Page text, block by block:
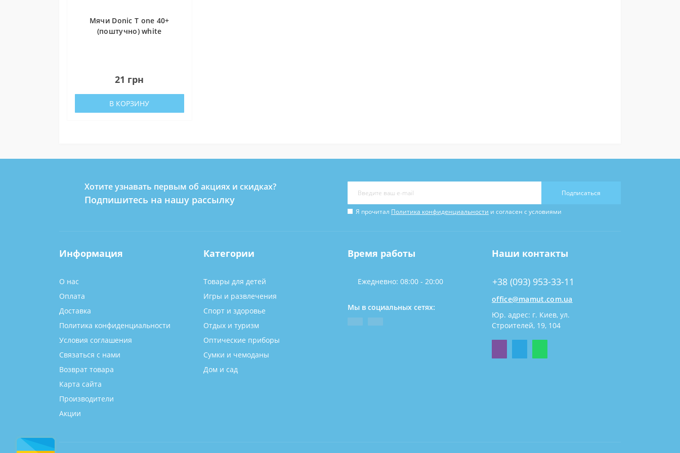
Мячи Donic T one 40+
(поштучно) white
21 грн
В КОРЗИНУ
Хотите узнавать первым об акциях и скидках?
Подпишитесь на нашу рассылку
Подписаться
Я прочитал Политика конфиденциальности и согласен с условиями
Информация
О нас
Оплата
Доставка
Политика конфиденциальности
Условия соглашения
Связаться с нами
Возврат товара
Карта сайта
Производители
Акции
Категории
Товары для детей
Игры и развлечения
Спорт и здоровье
Отдых и туризм
Оптические приборы
Сумки и чемоданы
Дом и сад
Время работы
Ежедневно: 08:00 - 20:00
Мы в социальных сетях:
Наши контакты
+38 (093) 953-33-11
office@mamut.com.ua
Юр. адрес: г. Киев, ул.
Строителей, 19, 104